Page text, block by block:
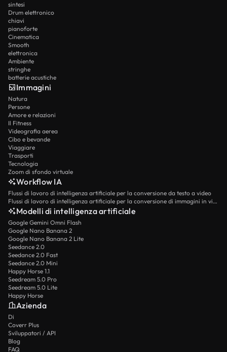
sintesi
Drum elettronico
chiavi
pianoforte
Cinematica
Smooth
elettronica
Ambiente
stringhe
batterie acustiche
Immagini
Natura
Persone
Amore e relazioni
Il Fitness
Videografia aerea
Cibo e bevande
Viaggiare
Trasporti
Tecnologia
Zoom di sfondo virtuale
Workflow IA
Flussi di lavoro di intelligenza artificiale per la conversione da testo a video
Flussi di lavoro di intelligenza artificiale per la conversione di immagini in video
Modelli di intelligenza artificiale
Google Gemini Omni Flash
Google Nano Banana 2
Google Nano Banana 2 Lite
Seedance 2.0
Seedance 2.0 Fast
Seedance 2.0 Mini
Happy Horse 1.1
Seedream 5.0 Pro
Seedream 5.0 Lite
Happy Horse
Azienda
Di
Coverr Plus
Sviluppatori / API
Blog
FAQ